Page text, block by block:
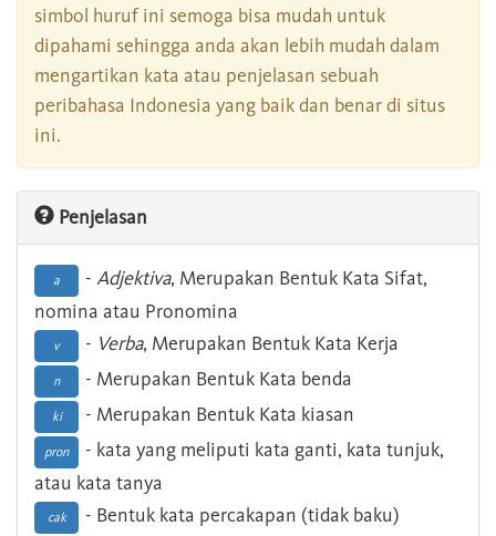
simbol huruf ini semoga bisa mudah untuk
dipahami sehingga anda akan lebih mudah dalam
mengartikan kata atau penjelasan sebuah
peribahasa Indonesia yang baik dan benar di situs
ini.
Penjelasan
a - Adjektiva, Merupakan Bentuk Kata Sifat,
nomina atau Pronomina
v - Verba, Merupakan Bentuk Kata Kerja
n - Merupakan Bentuk Kata benda
ki - Merupakan Bentuk Kata kiasan
pron
- kata yang meliputi kata ganti, kata tunjuk,
atau kata tanya
cak - Bentuk kata percakapan (tidak baku)